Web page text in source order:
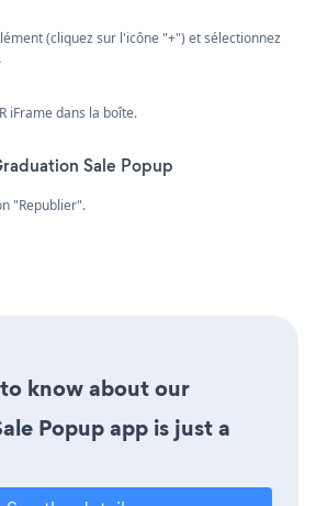
(cliquez sur l'icône "+") et sélectionnez
iFrame dans la boîte.
Sale Popup
"Republier".
know about our
Popup app is just a